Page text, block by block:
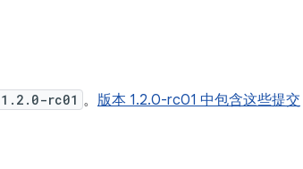
rc01 。 版本 1.2.0-rc01 中包含这些提交